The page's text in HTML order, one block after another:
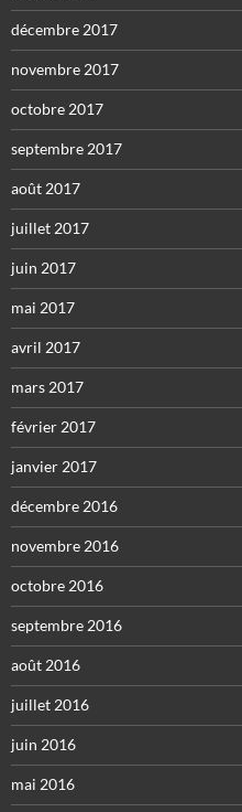
décembre 2017
novembre 2017
octobre 2017
septembre 2017
août 2017
juillet 2017
juin 2017
mai 2017
avril 2017
mars 2017
février 2017
janvier 2017
décembre 2016
novembre 2016
octobre 2016
septembre 2016
août 2016
juillet 2016
juin 2016
mai 2016